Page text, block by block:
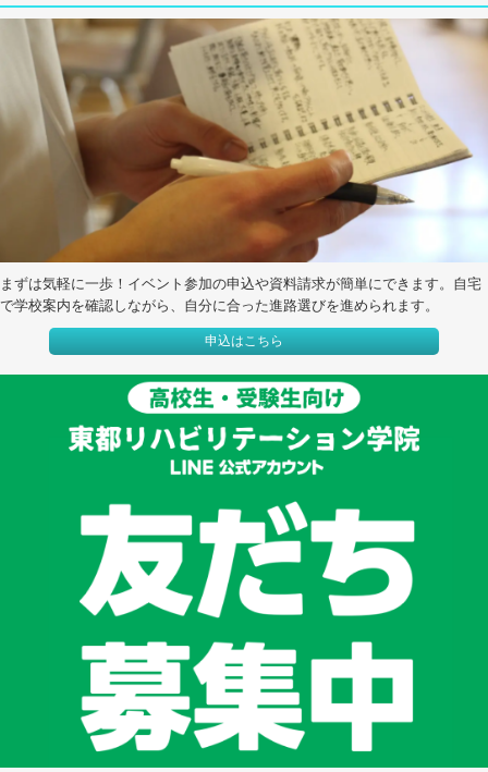
まずは気軽に一歩！イベント参加の申込や資料請求が簡単にできます。自宅
で学校案内を確認しながら、自分に合った進路選びを進められます。
申込はこちら